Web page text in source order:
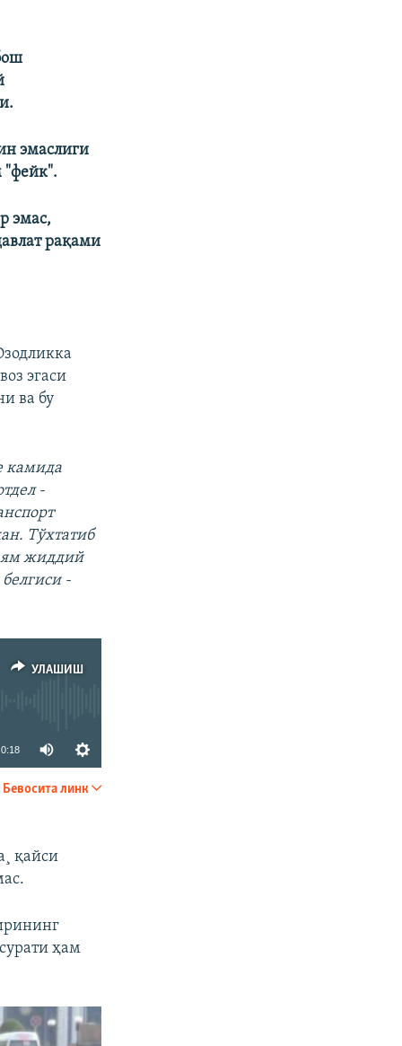
эмаслиги
"фейк".
эмас,
рақами
эгаси
ва бу
камида
-
Тўхтатиб
жиддий
-
УЛАШИШ
0:18
Бевосита линк
қайси
ҳам